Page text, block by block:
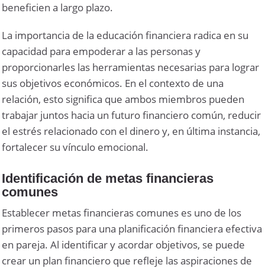
beneficien a largo plazo.
La importancia de la educación financiera radica en su
capacidad para empoderar a las personas y
proporcionarles las herramientas necesarias para lograr
sus objetivos económicos. En el contexto de una
relación, esto significa que ambos miembros pueden
trabajar juntos hacia un futuro financiero común, reducir
el estrés relacionado con el dinero y, en última instancia,
fortalecer su vínculo emocional.
Identificación de metas financieras
comunes
Establecer metas financieras comunes es uno de los
primeros pasos para una planificación financiera efectiva
en pareja. Al identificar y acordar objetivos, se puede
crear un plan financiero que refleje las aspiraciones de